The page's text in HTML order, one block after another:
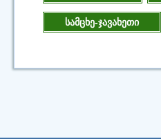
სამცხე-ჯავახეთი